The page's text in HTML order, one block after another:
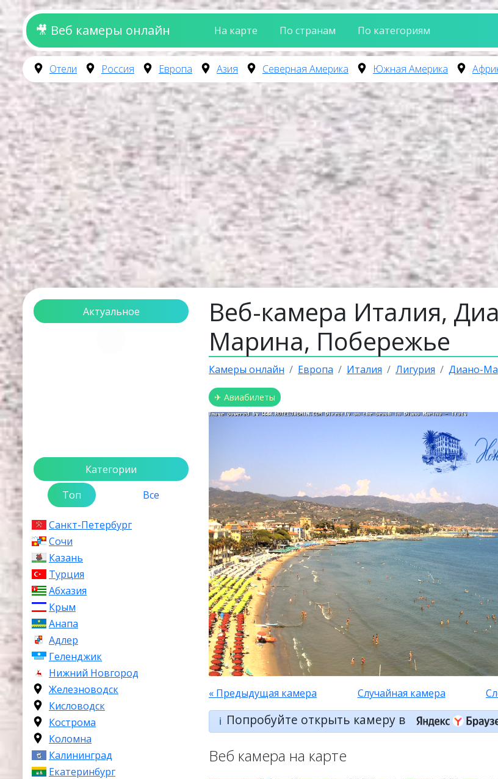
🎥 Веб камеры онлайн На карте По странам По категориям
Отели Россия Европа Азия Северная Америка Южная Америка
Актуальное
Категории
Топ
Все
Санкт-Петербург
Сочи
Казань
Турция
Абхазия
Крым
Анапа
Адлер
Геленджик
Нижний Новгород
Железноводск
Кисловодск
Кострома
Коломна
Калининград
Екатеринбург
Веб-камера Италия,
Марина, Побережье
Камеры онлайн Европа Италия Лигурия Диано-
✈ Авиабилеты
« Предыдущая камера Случайная камера
ℹ️ Попробуйте открыть камеру в
Веб камера на карте